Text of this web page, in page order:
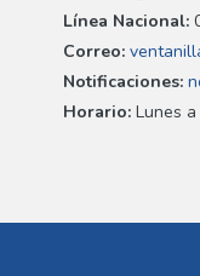
Línea Nacional:
Correo:
Notificaciones:
Horario: Lunes a